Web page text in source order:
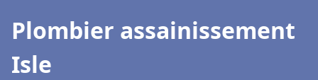
Plombier assainissement
Isle